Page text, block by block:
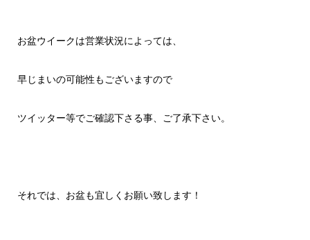
お盆ウイークは営業状況によっては、
早じまいの可能性もございますので
ツイッター等でご確認下さる事、ご了承下さい。
それでは、お盆も宜しくお願い致します！